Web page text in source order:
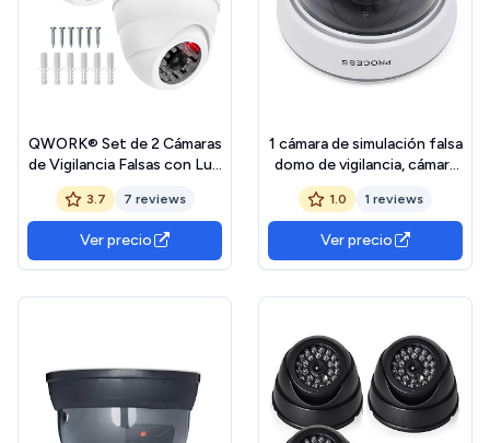
QWORK® Set de 2 Cámaras
de Vigilancia Falsas con Luz
LED Roja Parpadeante para
Seguridad
3.7 7 reviews
Ver precio
1 cámara de simulación falsa
domo de vigilancia, cámara
de seguridad intermitente,
luz roja (blanco)
1.0 1 reviews
Ver precio